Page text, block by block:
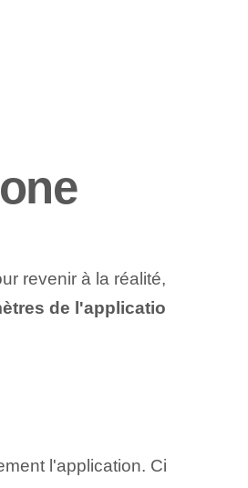
revenir à la réalité,
de l'applicatio
l'application. Ci